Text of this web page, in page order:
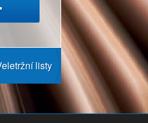
listy